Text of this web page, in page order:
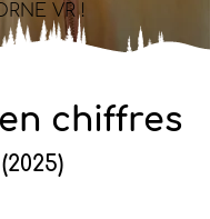
VR !
en chiffres
(2025)